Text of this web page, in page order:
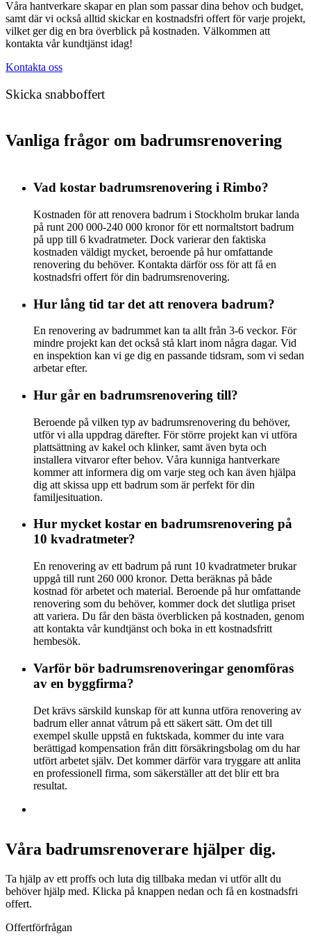
Våra hantverkare skapar en plan som passar dina behov och budget,
samt där vi också alltid skickar en kostnadsfri offert för varje projekt,
vilket ger dig en bra överblick på kostnaden. Välkommen att
kontakta vår kundtjänst idag!
Kontakta oss
Skicka snabboffert
Vanliga frågor om badrumsrenovering
Vad kostar badrumsrenovering i Rimbo?
Kostnaden för att renovera badrum i Stockholm brukar landa
på runt 200 000-240 000 kronor för ett normaltstort badrum
på upp till 6 kvadratmeter. Dock varierar den faktiska
kostnaden väldigt mycket, beroende på hur omfattande
renovering du behöver. Kontakta därför oss för att få en
kostnadsfri offert för din badrumsrenovering.
Hur lång tid tar det att renovera badrum?
En renovering av badrummet kan ta allt från 3-6 veckor. För
mindre projekt kan det också stå klart inom några dagar. Vid
en inspektion kan vi ge dig en passande tidsram, som vi sedan
arbetar efter.
Hur går en badrumsrenovering till?
Beroende på vilken typ av badrumsrenovering du behöver,
utför vi alla uppdrag därefter. För större projekt kan vi utföra
plattsättning av kakel och klinker, samt även byta och
installera vitvaror efter behov. Våra kunniga hantverkare
kommer att informera dig om varje steg och kan även hjälpa
dig att skissa upp ett badrum som är perfekt för din
familjesituation.
Hur mycket kostar en badrumsrenovering på
10 kvadratmeter?
En renovering av ett badrum på runt 10 kvadratmeter brukar
uppgå till runt 260 000 kronor. Detta beräknas på både
kostnad för arbetet och material. Beroende på hur omfattande
renovering som du behöver, kommer dock det slutliga priset
att variera. Du får den bästa överblicken på kostnaden, genom
att kontakta vår kundtjänst och boka in ett kostnadsfritt
hembesök.
Varför bör badrumsrenoveringar genomföras
av en byggfirma?
Det krävs särskild kunskap för att kunna utföra renovering av
badrum eller annat våtrum på ett säkert sätt. Om det till
exempel skulle uppstå en fuktskada, kommer du inte vara
berättigad kompensation från ditt försäkringsbolag om du har
utfört arbetet själv. Det kommer därför vara tryggare att anlita
en professionell firma, som säkerställer att det blir ett bra
resultat.
Våra badrumsrenoverare hjälper dig.
Ta hjälp av ett proffs och luta dig tillbaka medan vi utför allt du
behöver hjälp med. Klicka på knappen nedan och få en kostnadsfri
offert.
Offertförfrågan